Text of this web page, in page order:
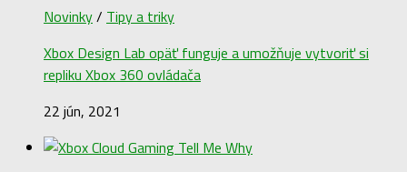
Novinky/ Tipy a triky
Xbox Design Lab opäť funguje a umožňuje vytvoriť si
repliku Xbox 360 ovládača
22 jún, 2021